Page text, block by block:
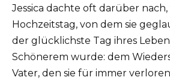
Jessica dachte oft darüber nach,
Hochzeitstag, von dem sie
der glücklichste Tag ihres
Schönerem wurde: dem
Vater, den sie für immer